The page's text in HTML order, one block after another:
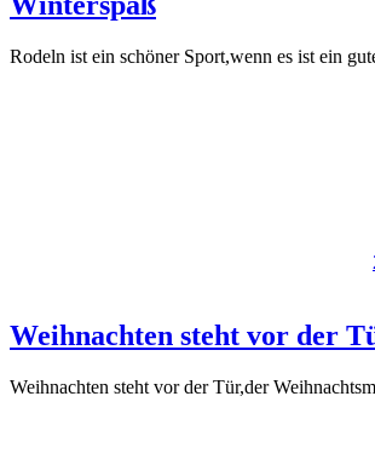
Rodeln ist ein schöner Sport,wenn es ist ein
Weihnachten steht vor der
Weihnachten steht vor der Tür,der